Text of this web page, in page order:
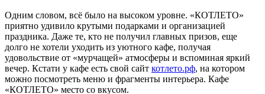
Одним словом, всё было на высоком уровне. «КОТЛЕТО»
приятно удивило крутыми подарками и организацией
праздника. Даже те, кто не получил главных призов, еще
долго не хотели уходить из уютного кафе, получая
удовольствие от «мурчащей» атмосферы и вспоминая яркий
вечер. Кстати у кафе есть свой сайт котлето.рф, на котором
можно посмотреть меню и фрагменты интерьера. Кафе
«КОТЛЕТО» место со вкусом.